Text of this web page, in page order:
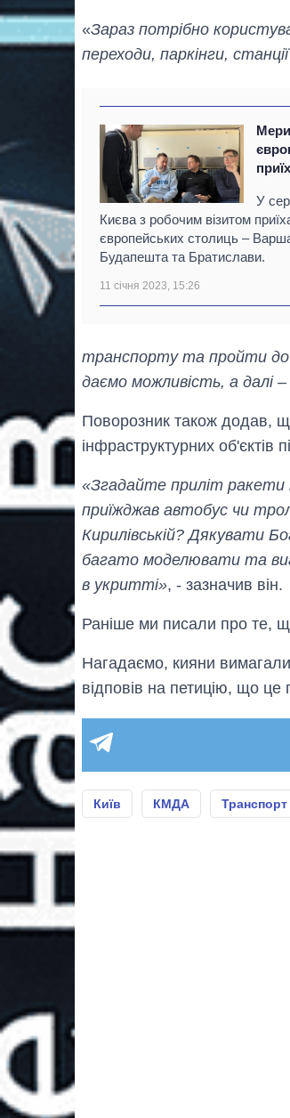
«Зараз потрібно
переходи, паркінги,
У
Києва з робочим візитом
європейських столиць –
Будапешта та Братислави.
11 січня 2023, 15:26
транспорту та пройти
даємо можливість, а далі –
Поворозник також додав,
інфраструктурних об'єктів
«Згадайте приліт
приїжджав автобус чи
Кирилівській? Дякувати
багато моделювати та
в укритті», - зазначив він.
Раніше ми писали про те,
Нагадаємо, кияни вимагали
відповів на петицію, що
Київ КМДА Транспорт